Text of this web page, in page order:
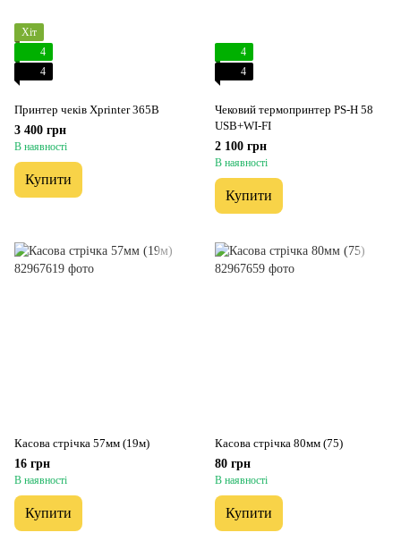
Хіт
4
4
Принтер чеків Xprinter 365B
3 400 грн
В наявності
Купити
4
4
Чековий термопринтер PS-H 58
USB+WI-FI
2 100 грн
В наявності
Купити
Касова стрічка 57мм (19м)
16 грн
В наявності
Купити
Касова стрічка 80мм (75)
80 грн
В наявності
Купити